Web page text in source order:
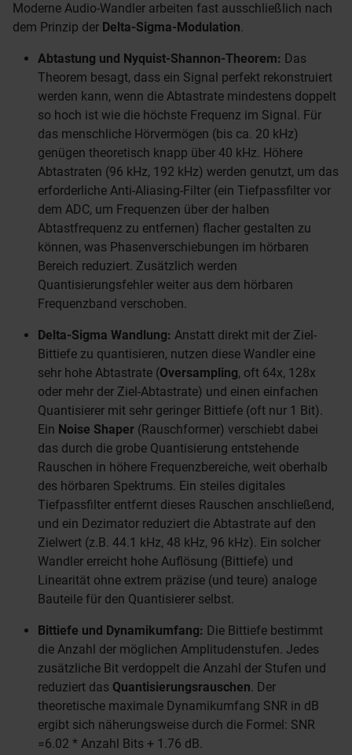
Moderne Audio-Wandler arbeiten fast ausschließlich nach
dem Prinzip der Delta-Sigma-Modulation.
Abtastung und Nyquist-Shannon-Theorem: Das
Theorem besagt, dass ein Signal perfekt rekonstruiert
werden kann, wenn die Abtastrate mindestens doppelt
so hoch ist wie die höchste Frequenz im Signal. Für
das menschliche Hörvermögen (bis ca. 20 kHz)
genügen theoretisch knapp über 40 kHz. Höhere
Abtastraten (96 kHz, 192 kHz) werden genutzt, um das
erforderliche Anti-Aliasing-Filter (ein Tiefpassfilter vor
dem ADC, um Frequenzen über der halben
Abtastfrequenz zu entfernen) flacher gestalten zu
können, was Phasenverschiebungen im hörbaren
Bereich reduziert. Zusätzlich werden
Quantisierungsfehler weiter aus dem hörbaren
Frequenzband verschoben.
Delta-Sigma Wandlung: Anstatt direkt mit der Ziel-
Bittiefe zu quantisieren, nutzen diese Wandler eine
sehr hohe Abtastrate (Oversampling, oft 64x, 128x
oder mehr der Ziel-Abtastrate) und einen einfachen
Quantisierer mit sehr geringer Bittiefe (oft nur 1 Bit).
Ein Noise Shaper (Rauschformer) verschiebt dabei
das durch die grobe Quantisierung entstehende
Rauschen in höhere Frequenzbereiche, weit oberhalb
des hörbaren Spektrums. Ein steiles digitales
Tiefpassfilter entfernt dieses Rauschen anschließend,
und ein Dezimator reduziert die Abtastrate auf den
Zielwert (z.B. 44.1 kHz, 48 kHz, 96 kHz). Ein solcher
Wandler erreicht hohe Auflösung (Bittiefe) und
Linearität ohne extrem präzise (und teure) analoge
Bauteile für den Quantisierer selbst.
Bittiefe und Dynamikumfang: Die Bittiefe bestimmt
die Anzahl der möglichen Amplitudenstufen. Jedes
zusätzliche Bit verdoppelt die Anzahl der Stufen und
reduziert das Quantisierungsrauschen. Der
theoretische maximale Dynamikumfang SNR in dB
ergibt sich näherungsweise durch die Formel: SNR
=6.02 * Anzahl Bits + 1.76 dB.